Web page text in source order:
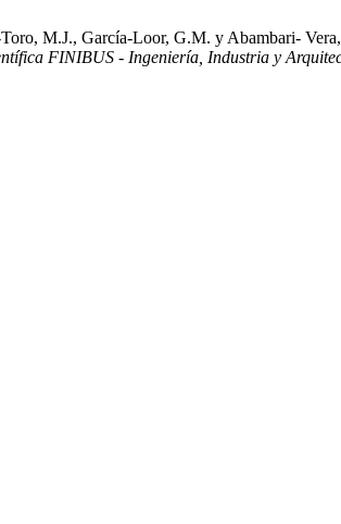
M.J., García-Loor, G.M. y Abambari-
FINIBUS - Ingeniería, Industria y